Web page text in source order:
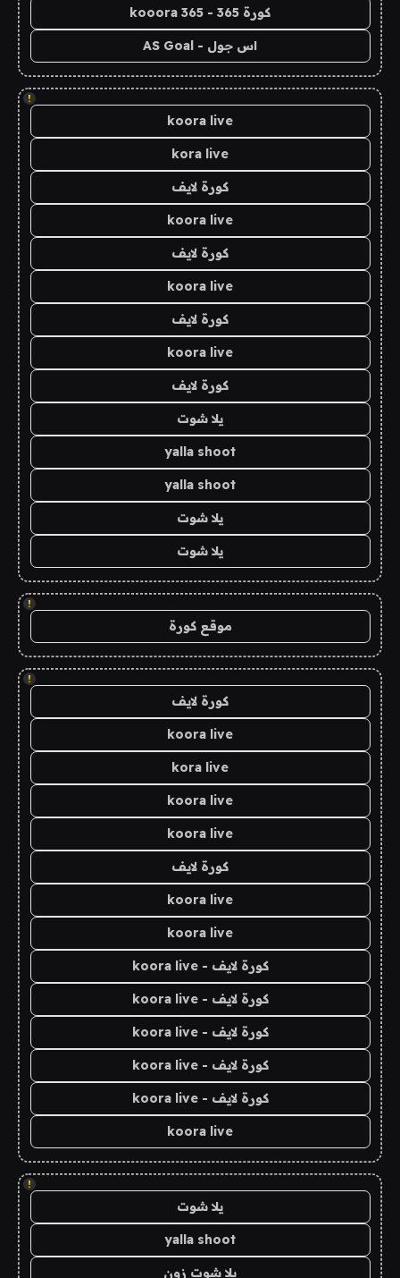
كورة 365 - kooora 365
اس جول - AS Goal
!
koora live
kora live
كورة لايف
koora live
كورة لايف
koora live
كورة لايف
koora live
كورة لايف
يلا شوت
yalla shoot
yalla shoot
يلا شوت
يلا شوت
!
موقع كورة
!
كورة لايف
koora live
kora live
koora live
koora live
كورة لايف
koora live
koora live
كورة لايف - koora live
كورة لايف - koora live
كورة لايف - koora live
كورة لايف - koora live
كورة لايف - koora live
koora live
!
يلا شوت
yalla shoot
يلا شوت زون